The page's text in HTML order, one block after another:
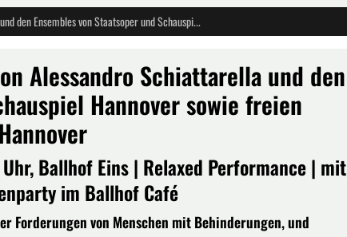
Uraufführung: "Breaking Point" von Alessandro Schiattarella und den Ensembles von Staatsoper und Schauspiel Hannover sowie freien Performer:innen - Staatstheater Hannover
Alessandro Schiattarella und den
Hannover sowie freien
Ballhof Eins | Relaxed Performance | mit
im Ballhof Café
Forderungen von Menschen mit Behinderungen, und